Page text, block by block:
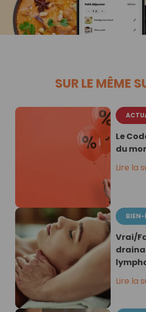
SUR LE MÊME
Le
du
Lire la
BIEN-
Vrai/
Lire la